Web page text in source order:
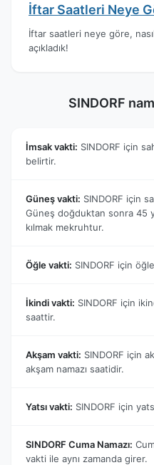
İftar Saatleri Neye
İftar saatleri neye göre,
açıkladık!
SINDORF
İmsak vakti: SINDORF için
belirtir.
Güneş vakti: SINDORF için
Güneş doğduktan sonra 45
kılmak mekruhtur.
Öğle vakti: SINDORF için
İkindi vakti: SINDORF için
saattir.
Akşam vakti: SINDORF için
akşam namazı saatidir.
Yatsı vakti: SINDORF için
SINDORF Cuma Namazı:
vakti ile aynı zamanda girer.